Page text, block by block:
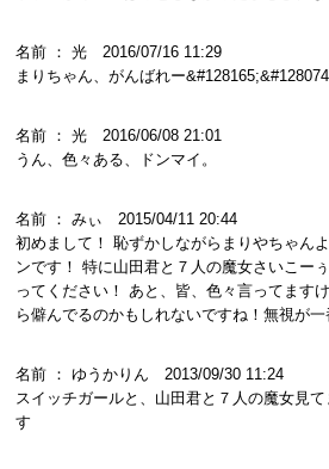
名前 ： 光 2016/07/16 11:29
まりちゃん、がんばれー
名前 ： 光 2016/06/08 21:01
うん、色々ある、ドンマイ。
名前 ： みぃ 2015/04/11 20:44
初めまして！ 恥ずかしながらまりやちゃん
ンです！ 特に山田君と７人の魔女さいこー
ってください！ あと、皆、色々言ってます
ら僻んでるのかもしれないですね！無視が一
名前 ： ゆうかりん 2013/09/30 11:24
スイッチガールと、山田君と７人の魔女見
す